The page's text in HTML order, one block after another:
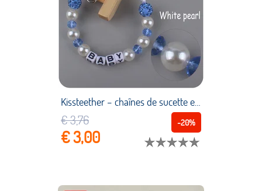
Kissteether – chaînes de sucette en cristal, Imitation de perles, Clips de sucette, princesse scintillante en toute sécurité, chaîne porte jouet pour bébé fille, nouvelle collection
-20%
€ 3,76
€ 3,00